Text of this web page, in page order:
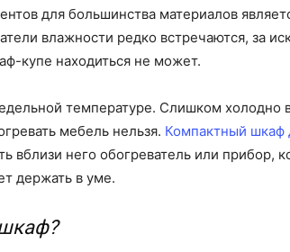
для большинства материалов
влажности редко встречаются, за
купе находиться не может.
температуре. Слишком
мебель нельзя. Компактный шкаф
вблизи него обогреватель или прибор,
держать в уме.